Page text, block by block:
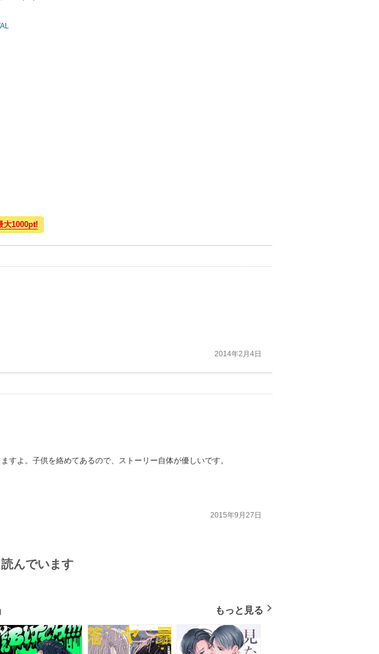
大1000pt!
2014年2月4日
すよ。子供を絡めてあるので、ストーリー自体が優しいです。
2015年9月27日
んでいます
もっと見る